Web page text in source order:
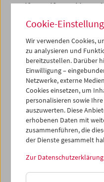
12
13 14
19
20 21
26
28
03
04 05
iCalender
Programmheft-PDF
English language or
< Vorherige Woche
Cookie-
Wir verwenden Cookies,
zu analysieren und
bereitzustellen. Darüber
Einwilligung –
Netzwerke, externe
Cookies einsetzen, um
personalisieren sowie
auszuwerten. Diese
erhobenen Daten mit
zusammenführen, die
der Dienste gesammelt
Zur Datenschutzerklärung